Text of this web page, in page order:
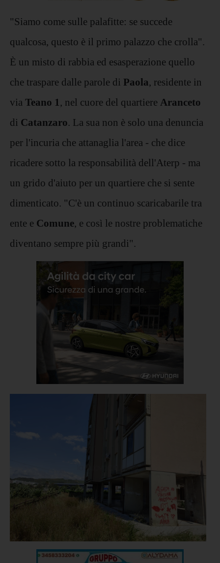
"Siamo come sulle palafitte: se succede
qualcosa, questo è il primo palazzo che crolla".
È un misto di rabbia ed esasperazione quello
che traspare dalle parole di Paola, residente in
via Teano 1 , nel cuore del quartiere Aranceto
di Catanzaro. La sua non è solo una denuncia
per l'incuria che attanaglia l'area - che dice
ricadere sotto la responsabilità dell'Aterp - ma
un grido d'aiuto per un quartiere che si sente
dimenticato. "C'è un continuo scaricabarile tra
ente e Comune, e così le nostre problematiche
diventano sempre più grandi".